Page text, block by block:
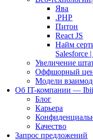
Ява
.PHP
Питон
React JS
Найм
Salesforce
Увеличение
Оффшорный
Модели
Об IT-компании —
Блог
Карьера
Качество
Запрос предложений